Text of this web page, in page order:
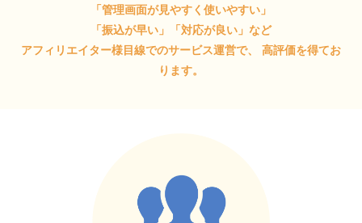
「管理画面が見やすく使いやすい」
「振込が早い」「対応が良い」など
アフィリエイター様目線でのサービス運営で、
高評価を得てお
ります。